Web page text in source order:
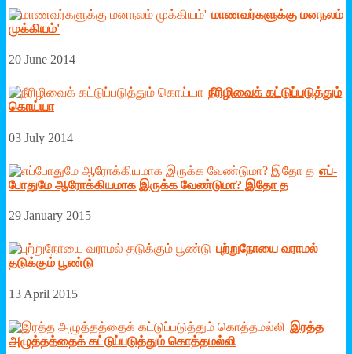
மாணவர்களுக்கு மனநலம்
முக்கியம்'
20 June 2014
நீரி­ழி­வைக் ­கட்­டுப்­ப­டுத்தும்
கொய்யா
03 July 2014
எப்­
போ­துமே ஆரோக்­கி­யமாக இருக்க வேண்­டுமா? இதோ த
29 January 2015
புற்றுநோயை வராமல்
தடுக்கும் பூண்டு
13 April 2015
இரத்த
அழுத்தத்தைக் கட்டுப்படுத்தும் கொத்தமல்லி